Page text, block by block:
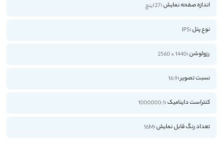
اندازه صفحه نمایش :27 اینچ
نوع پنل :IPS
رزولوشن :1440 × 2560
نسبت تصویر :16:9
کنتراست داینامیک :1000000:1
تعداد رنگ قابل نمایش :16M